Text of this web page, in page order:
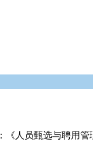
人员甄选与聘用